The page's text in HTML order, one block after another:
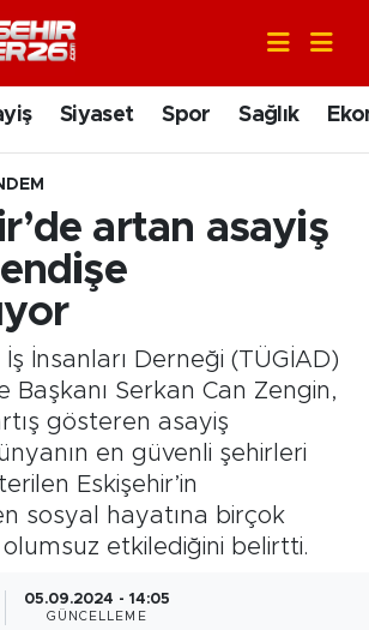
Siyaset Spor Sağlık
artan asayiş
İnsanları Derneği (TÜGİAD)
Başkanı Serkan Can Zengin,
gösteren asayiş
en güvenli şehirleri
Eskişehir’in
sosyal hayatına birçok
etkilediğini belirtti.
05.09.2024 - 14:05
GÜNCELLEME
Durumu ve Fikstür
Haberleri